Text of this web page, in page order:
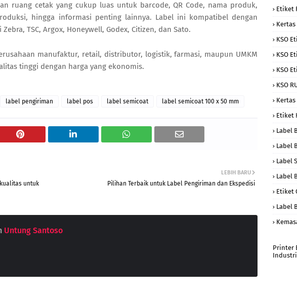
ruang cetak yang cukup luas untuk barcode, QR Code, nama produk,
hingga informasi penting lainnya. Label ini kompatibel dengan
TSC, Argox, Honeywell, Godex, Citizen, dan Sato.
manufaktur, retail, distributor, logistik, farmasi, maupun UMKM
tinggi dengan harga yang ekonomis.
label pengiriman label pos label semicoat label semicoat 100 x 50 mm
LEBIH BARU
Pilihan Terbaik untuk Label Pengiriman dan Ekspedisi
untuk
Untung Santoso
Etiket
KSO
KSO
KSO
KSO
Etiket
Label
Label
Label
Label
Etiket
Label
Printer